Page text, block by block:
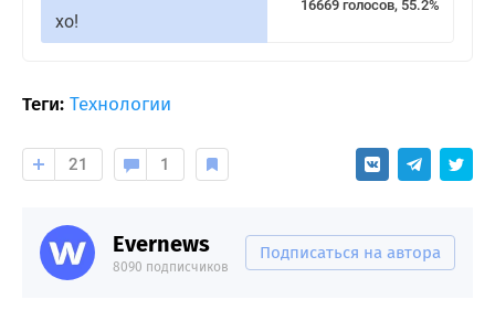
хо!
16669 голосов, 55.2%
Теги: Технологии
21 1
Evernews
8090 подписчиков
Подписаться на автора